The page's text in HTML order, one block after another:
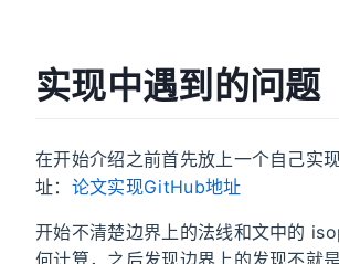
实现中遇到的问题
在开始介绍之前首先放上一个自己实
址： 论文实现GitHub地址
开始不清楚边界上的法线和文中的